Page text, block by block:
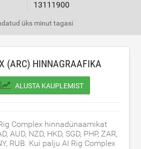
13111900
üks minut tagasi
(ARC) HINNAGRAAFIKA
ALUSTA KAUPLEMIST
Complex hinnadünaamikat
AUD, NZD, HKD, SGD, PHP, ZAR,
RUB. Kui palju AI Rig Complex